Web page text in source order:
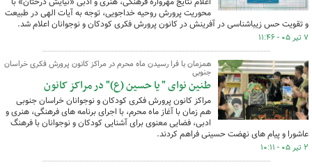
محوریت پرورش روحیه خداجویی، توجه به آیات الهی در طبیعت
و تقویت حس زیباشناسی در آفرینش در کانون پرورش فکری کودکان و نوجوانان اعلام شد.
۷ تیر ۰۵ - ۱۱:۴۶
همزمان با فرا رسیدن ماه محرم در مراکز کانون پرورش فکری خراسان
جنوبی
طنین نوای " یا حسین (ع)" در مراکز کانون
مراکز کانون پرورش فکری کودکان و نوجوانان خراسان جنوبی
هم زمان با آغاز ماه محرم، با اجرای برنامه های فرهنگی، هنری و
ادبی، فضایی معنوی برای آشنایی کودکان و نوجوانان با فرهنگ
عاشورا و پیام های نهضت حسینی فراهم کردند.
۲ تیر ۰۵ - ۱۰:۱۱